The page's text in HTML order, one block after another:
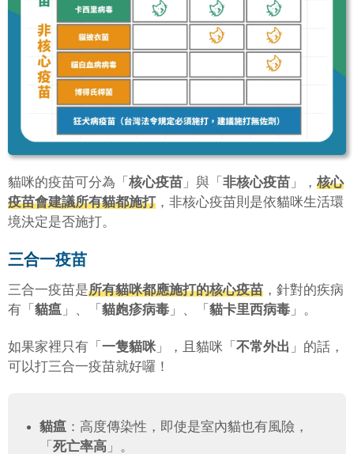
貓咪的疫苗可分為「 核心疫苗 」與「 非核心疫苗 」， 核心
疫苗會建議所有貓都施打，非核心疫苗則是依貓咪生活環
境決定是否施打。
三合一疫苗
三合一疫苗是所有貓咪都應施打的核心疫苗 ，針對的疾病
有「 貓瘟 」、「 貓皰疹病毒 」、「 貓卡里西病毒 」。
如果家裡只有「 一隻貓咪 」，且貓咪「 不常外出 」的話，
可以打三合一疫苗就好囉！
貓瘟 ：高度傳染性，即使是室內貓也有風險，
「 死亡率高」。